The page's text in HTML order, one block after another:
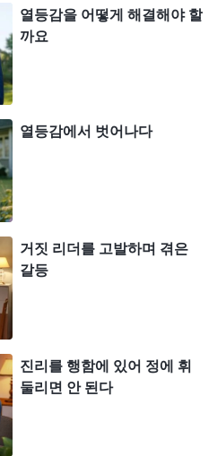
습니다. 과거 그녀가 저를
을 생각하니 저는 이러지
상황에 빠졌습니다. 폭로
로 볼 때 출교될 가능성이
하지 않자니 교회 사역을
께도 충성하지 않은 모습
한 끝에 저는 절충안을 생
이미 몇 년이나 지났고, 제
고 세세한 부분은 이미 자
이상 자세히 되돌아보지 않
만 적으면 된다고 생각했
했을 때 속으로 또다시 가
은 간사를 부리고 속임수
니다. 지금은 하나님의 사
막 단계이고, 각기 부류대
, 적그리스도, 불신파, 악령
열등감을 어떻게 해결해야 할
까요
열등감에서 벗어나다
거짓 리더를 고발하며 겪은
갈등
진리를 행함에 있어 정에 휘
둘리면 안 된다